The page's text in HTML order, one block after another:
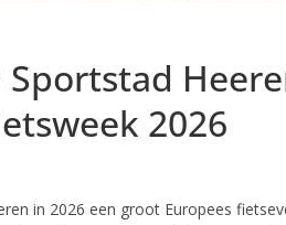
2026
in 2026 een groot Europees